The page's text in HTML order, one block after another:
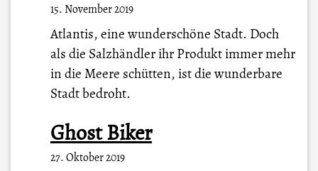
15. November 2019
Atlantis, eine wunderschöne Stadt. Doch
als die Salzhändler ihr Produkt immer mehr
in die Meere schütten, ist die wunderbare
Stadt bedroht.
Ghost Biker
27. Oktober 2019